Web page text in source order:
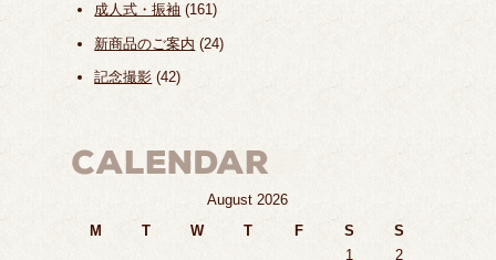
成人式・振袖 (161)
新商品のご案内 (24)
記念撮影 (42)
August 2026
M
T W T F S
S
1
2